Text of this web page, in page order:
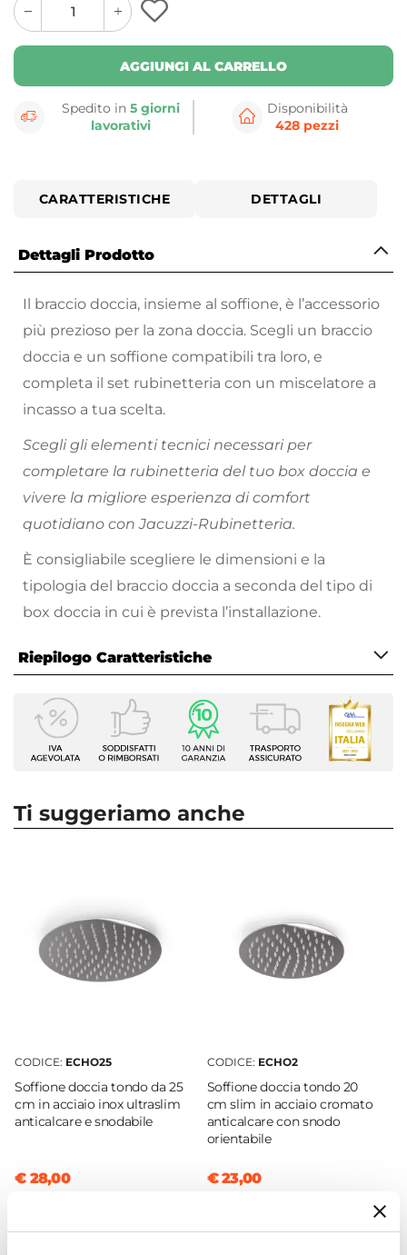
quantity
button
quantity
minus
button
AGGIUNGI AL CARRELLO
Spedito in5 giorni
lavorativi
Disponibilità
428 pezzi
CARATTERISTICHE DETTAGLI
Dettagli Prodotto
Il braccio doccia, insieme al soffione, è l’accessorio
più prezioso per la zona doccia. Scegli un braccio
doccia e un soffione compatibili tra loro, e
completa il set rubinetteria con un miscelatore a
incasso a tua scelta.
Scegli gli elementi tecnici necessari per
completare la rubinetteria del tuo box doccia e
vivere la migliore esperienza di comfort
quotidiano con Jacuzzi-Rubinetteria.
È consigliabile scegliere le dimensioni e la
tipologia del braccio doccia a seconda del tipo di
box doccia in cui è prevista l’installazione.
Riepilogo Caratteristiche
Caratteristiche
Tipologia
Braccio doccia
Jacuzzi - Rubinetteria
Installazione
Colore Braccio
Cromo
Lunghezza Braccio
Sezione Base A Muro
Ø 5,4 cm
Ti suggeriamo anche
CODICE: ECHO25
Soffione doccia tondo da 25
cm in acciaio inox ultraslim
anticalcare e snodabile
€ 28,00
CODICE: ECHO2
Soffione doccia tondo 20
cm slim in acciaio cromato
anticalcare con snodo
orientabile
€ 23,00